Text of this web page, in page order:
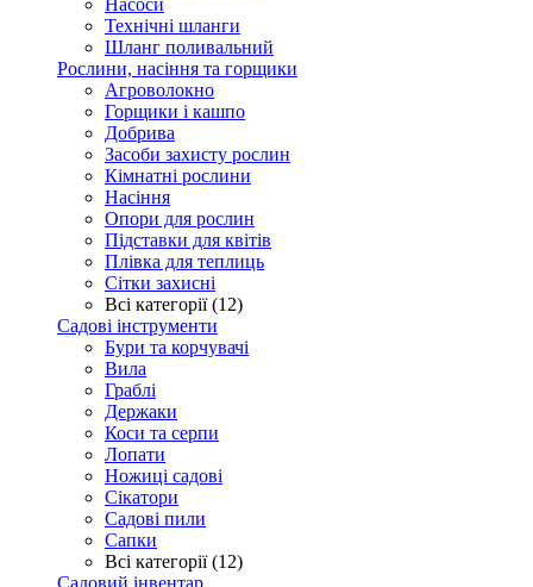
Насоси
Технічні шланги
Шланг поливальний
Рослини, насіння та горщики
Агроволокно
Горщики і кашпо
Добрива
Засоби захисту рослин
Кімнатні рослини
Насіння
Опори для рослин
Підставки для квітів
Плівка для теплиць
Сітки захисні
Всі категорії (12)
Садові інструменти
Бури та корчувачі
Вила
Граблі
Держаки
Коси та серпи
Лопати
Ножиці садові
Сікатори
Садові пили
Сапки
Всі категорії (12)
Садовий інвентар